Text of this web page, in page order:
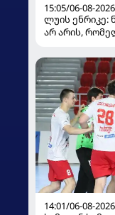
15:05/06-08-2026
ლუის ენრიკე:
არ არის,
14:01/06-08-2026